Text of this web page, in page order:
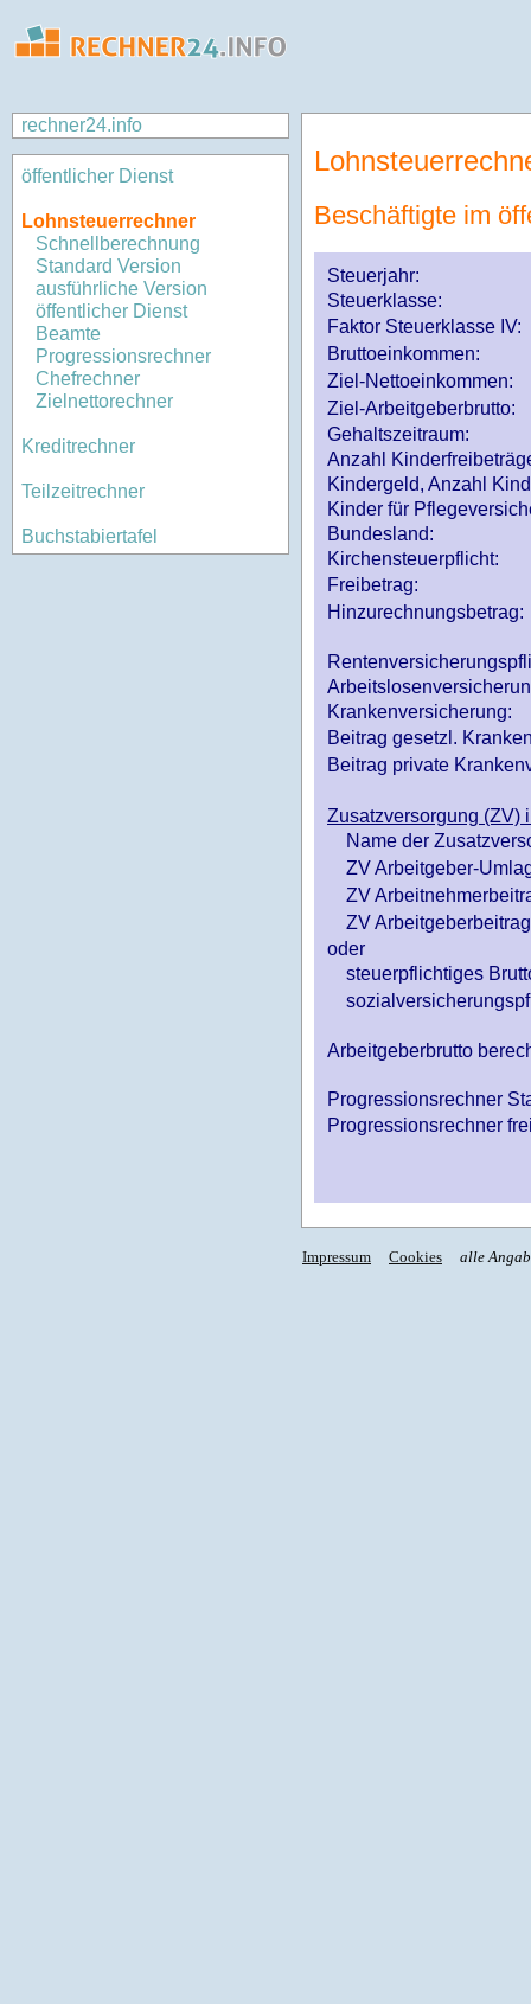
rechner24.info
öffentlicher Dienst
Lohnsteuerrechner
Schnellberechnung
Standard Version
ausführliche Version
öffentlicher Dienst
Beamte
Progressionsrechner
Chefrechner
Zielnettorechner
Kreditrechner
Teilzeitrechner
Buchstabiertafel
Beschäftigte im
Steuerjahr:
Steuerklasse:
Faktor Steuerklasse IV:
Bruttoeinkommen:
Ziel-Nettoeinkommen:
Ziel-Arbeitgeberbrutto:
Gehaltszeitraum:
Anzahl
Kindergeld, Anzahl
Kinder für
Bundesland:
Kirchensteuerpflicht:
Freibetrag:
Hinzurechnungsbetrag:
Krankenversicherung:
Beitrag gesetzl.
Beitrag private
Zusatzversorgung (ZV)
Name der
ZV Arbeitgeber-
ZV
ZV
oder
steuerpflichtiges
Arbeitgeberbrutto
Progressionsrechner
Progressionsrechner
Impressum Cookies alle